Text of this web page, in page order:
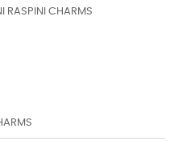
RASPINI CHARMS